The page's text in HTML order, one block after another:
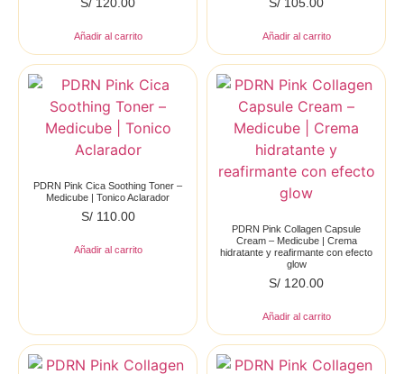
S/ 120.00
Añadir al carrito
S/ 105.00
Añadir al carrito
PDRN Pink Cica Soothing Toner –
Medicube | Tonico Aclarador
S/110.00
Añadir al carrito
PDRN Pink Collagen Capsule
Cream – Medicube | Crema
hidratante y reafirmante con efecto
glow
S/ 120.00
Añadir al carrito